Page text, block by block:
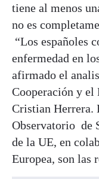
tiene al menos
no es
“Los españoles
enfermedad en
afirmado el
Cooperación y
Cristian Herrera.
Observatorio de
de la UE, en
Europea, son las